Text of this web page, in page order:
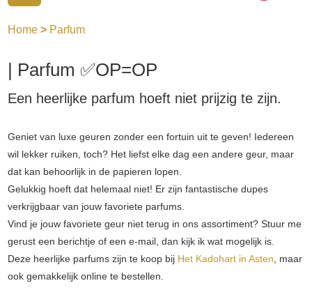
Home > Parfum
| Parfum ✅OP=OP
Een heerlijke parfum hoeft niet prijzig te zijn.
Geniet van luxe geuren zonder een fortuin uit te geven! Iedereen
wil lekker ruiken, toch? Het liefst elke dag een andere geur, maar
dat kan behoorlijk in de papieren lopen.
Gelukkig hoeft dat helemaal niet! Er zijn fantastische dupes
verkrijgbaar van jouw favoriete parfums.
Vind je jouw favoriete geur niet terug in ons assortiment? Stuur me
gerust een berichtje of een e-mail, dan kijk ik wat mogelijk is.
Deze heerlijke parfums zijn te koop bij Het Kadohart in Asten , maar
ook gemakkelijk online te bestellen.